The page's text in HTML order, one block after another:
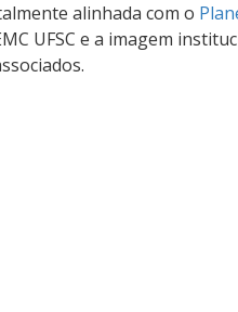
alinhada com o
UFSC e a imagem